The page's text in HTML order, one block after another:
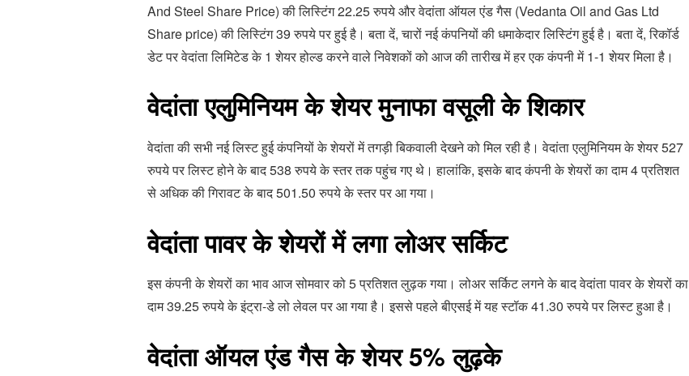
And Steel Share Price) की लिस्टिंग 22.25 रुपये और वेदांता ऑयल एंड गैस (Vedanta Oil and Gas Ltd
Share price) की लिस्टिंग 39 रुपये पर हुई है। बता दें, चारों नई कंपनियों की धमाकेदार लिस्टिंग हुई है। बता दें, रिकॉर्ड
डेट पर वेदांता लिमिटेड के 1 शेयर होल्ड करने वाले निवेशकों को आज की तारीख में हर एक कंपनी में 1-1 शेयर मिला है।
वेदांता एलुमिनियम के शेयर मुनाफा वसूली के शिकार
वेदांता की सभी नई लिस्ट हुई कंपनियों के शेयरों में तगड़ी बिकवाली देखने को मिल रही है। वेदांता एलुमिनियम के शेयर 527
रुपये पर लिस्ट होने के बाद 538 रुपये के स्तर तक पहुंच गए थे। हालांकि, इसके बाद कंपनी के शेयरों का दाम 4 प्रतिशत
से अधिक की गिरावट के बाद 501.50 रुपये के स्तर पर आ गया।
वेदांता पावर के शेयरों में लगा लोअर सर्किट
इस कंपनी के शेयरों का भाव आज सोमवार को 5 प्रतिशत लुढ़क गया। लोअर सर्किट लगने के बाद वेदांता पावर के शेयरों का
दाम 39.25 रुपये के इंट्रा-डे लो लेवल पर आ गया है। इससे पहले बीएसई में यह स्टॉक 41.30 रुपये पर लिस्ट हुआ है।
वेदांता ऑयल एंड गैस के शेयर 5% लुढ़के